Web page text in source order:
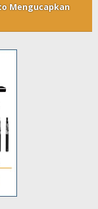
Mengucapkan